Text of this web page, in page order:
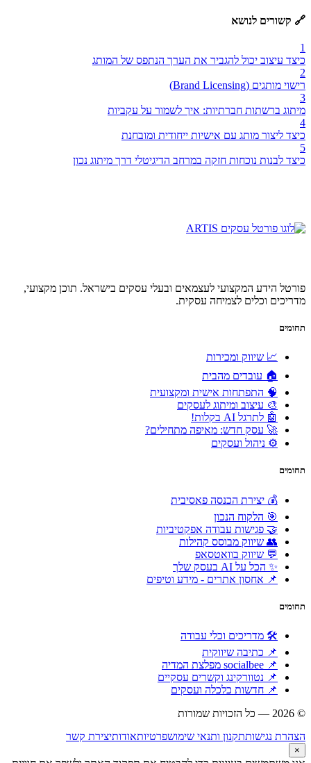
🔗 קשורים לנושא
1
כיצד עיצוב יכול להגביר את הערך הנתפס של המותג
2
רישוי מותגים (Brand Licensing)
3
מיתוג ברשתות חברתיות: איך לשמור על עקביות
4
כיצד ליצור מותג עם אישיות ייחודית ומובחנת
5
כיצד לבנות נוכחות חזקה במרחב הדיגיטלי דרך מיתוג נכון
פורטל הידע המקצועי לעצמאים ובעלי עסקים בישראל. תוכן מקצועי,
מדריכים וכלים לצמיחה עסקית.
תחומים
📈 שיווק ומכירות
🏠 עובדים מהבית
🧠 התפתחות אישית ומקצועית
🎨 עיצוב ומיתוג לעסקים
🤖 לתרגל AI בקלות!
🚀 עסק חדש: מאיפה מתחילים?
⚙️ ניהול ועסקים
תחומים
💰 יצירת הכנסה פאסיבית
🎯 הלקוח הנכון
🤝 פגישות עבודה אפקטיביות
👥 שיווק מבוסס קהילות
💬 שיווק בוואטסאפ
✨ הכל על AI בעסק שלך
📌 אחסון אתרים - מידע וטיפים
תחומים
🛠 מדריכים וכלי עבודה
📌 כתיבה שיווקית
📌 socialbee מפלצת המדיה
📌 נטוורקינג וקשרים עסקיים
📌 חדשות כלכלה ועסקים
© 2026 — כל הזכויות שמורות
הצהרת נגישותתקנון ותנאי שימושפרטיותאודותיצירת קשר
×